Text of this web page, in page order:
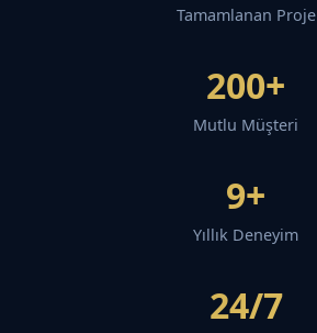
Tamamlanan Proje
200+
Mutlu Müşteri
9+
Yıllık Deneyim
24/7